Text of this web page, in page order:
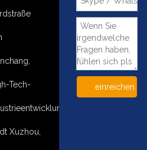
Tech-
Xuzhou,
einreichen